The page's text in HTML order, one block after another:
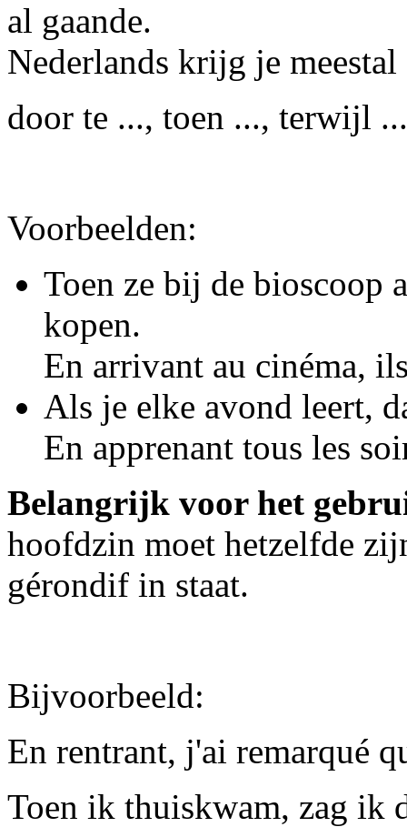
al
Nederlands krijg je
door te ..., toen ..., terwijl
Voorbeelden:
Toen ze bij de bioscoop
kopen.
En arrivant au cinéma,
Als je elke avond leert,
En apprenant tous les
Belangrijk voor het
hoofdzin moet hetzelfde
gérondif in staat.
Bijvoorbeeld:
En rentrant, j'ai remarqué
Toen ik thuiskwam, zag ik